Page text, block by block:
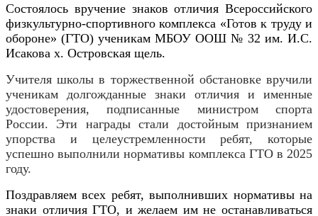
Состоялось вручение знаков отличия Всероссийского
физкультурно-спортивного комплекса «Готов к труду и
обороне» (ГТО) ученикам МБОУ ООШ № 32 им. И.С.
Исакова х. Островская щель.
Учителя школы в торжественной обстановке вручили
ученикам долгожданные знаки отличия и именные
удостоверения, подписанные министром спорта
России. Эти награды стали достойным признанием
упорства и целеустремленности ребят, которые
успешно выполнили нормативы комплекса ГТО в 2025
году.
Поздравляем всех ребят, выполнивших нормативы на
знаки отличия ГТО, и желаем им не останавливаться